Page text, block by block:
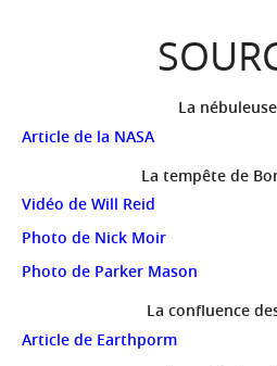
La
Article de la NASA
La tempête de
Vidéo de Will Reid
Photo de Nick Moir
Photo de Parker Mason
La confluence
Article de Earthporm